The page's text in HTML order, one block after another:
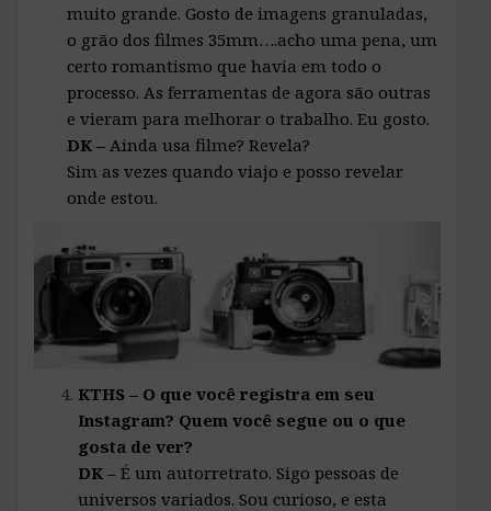
muito grande. Gosto de imagens granuladas,
o grão dos filmes 35mm….acho uma pena, um
certo romantismo que havia em todo o
processo. As ferramentas de agora são outras
e vieram para melhorar o trabalho. Eu gosto.
DK – Ainda usa filme? Revela?
Sim as vezes quando viajo e posso revelar
onde estou.
KTHS – O que você registra em seu
Instagram? Quem você segue ou o que
gosta de ver?
DK – É um autorretrato. Sigo pessoas de
universos variados. Sou curioso, e esta